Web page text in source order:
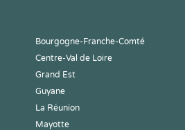
Bourgogne-Franche-Comté
Centre-Val de Loire
Grand Est
Guyane
La Réunion
Mayotte